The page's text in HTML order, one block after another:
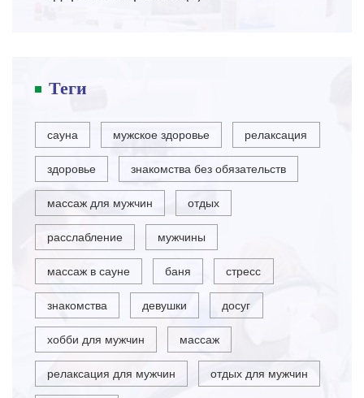
Теги
сауна мужское здоровье релаксация
здоровье знакомства без обязательств
массаж для мужчин отдых
расслабление мужчины
массаж в сауне баня стресс
знакомства девушки досуг
хобби для мужчин массаж
релаксация для мужчин отдых для мужчин